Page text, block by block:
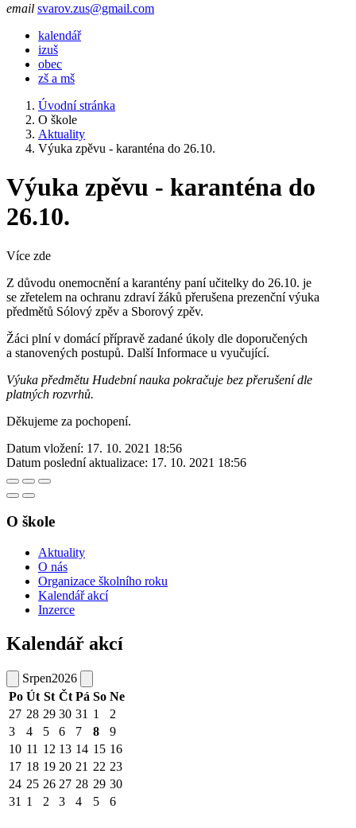
email svarov.zus@gmail.com
kalendář
izuš
obec
zš a mš
Úvodní stránka
O škole
Aktuality
Výuka zpěvu - karanténa do 26.10.
Výuka zpěvu - karanténa do
26.10.
Více zde
Z důvodu onemocnění a karantény paní učitelky do 26.10. je
se zřetelem na ochranu zdraví žáků přerušena prezenční výuka
předmětů Sólový zpěv a Sborový zpěv.
Žáci plní v domácí přípravě zadané úkoly dle doporučených
a stanovených postupů. Další Informace u vyučující.
Výuka předmětu Hudební nauka pokračuje bez přerušení dle
platných rozvrhů.
Děkujeme za pochopení.
Datum vložení: 17. 10. 2021 18:56
Datum poslední aktualizace: 17. 10. 2021 18:56
O škole
Aktuality
O nás
Organizace školního roku
Kalendář akcí
Inzerce
Kalendář akcí
Srpen2026
Po Út St Čt Pá So Ne
27 28 29 30 31 1
2
3
4 5 6 7 8
9
10 11 12 13 14 15 16
17 18 19 20 21 22 23
24 25 26 27 28 29 30
31 1 2 3 4 5 6